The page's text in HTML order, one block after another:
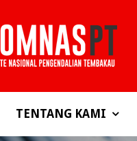
TENTANG KAMI